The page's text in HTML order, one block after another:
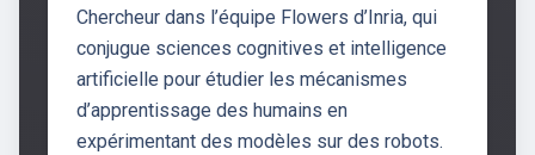
Chercheur dans l’équipe Flowers d’Inria, qui
conjugue sciences cognitives et intelligence
artificielle pour étudier les mécanismes
d’apprentissage des humains en
expérimentant des modèles sur des robots.